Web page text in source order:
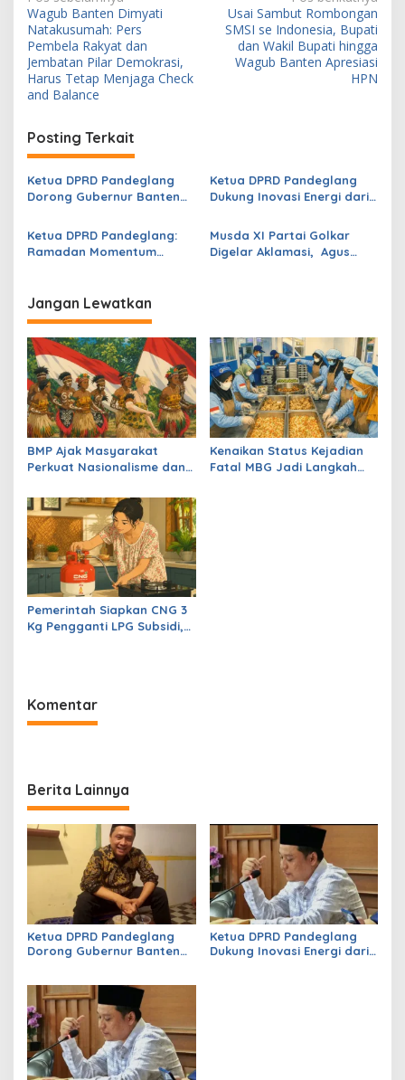
a
v
i
g
a
s
i
p
o
s
Wagub Banten Dimyati
Natakusumah: Pers
Pembela Rakyat dan
Jembatan Pilar Demokrasi,
Harus Tetap Menjaga Check
and Balance
Usai Sambut Rombongan
SMSI se Indonesia, Bupati
dan Wakil Bupati hingga
Wagub Banten Apresiasi
HPN
Posting Terkait
Ketua DPRD Pandeglang
Dorong Gubernur Banten
Kampus Kedokteran Gratis
Hadir di Banten Selatan
Ketua DPRD Pandeglang
Dukung Inovasi Energi dari
Program Wagub Banten
Ketua DPRD Pandeglang:
Ramadan Momentum
Musda XI Partai Golkar
Digelar Aklamasi, Agus
Jangan Lewatkan
BMP Ajak Masyarakat
Perkuat Nasionalisme dan
Kenaikan Status Kejadian
Fatal MBG Jadi Langkah
Pemerintah Siapkan CNG 3
Kg Pengganti LPG Subsidi,
Komentar
Berita Lainnya
Ketua DPRD Pandeglang
Dorong Gubernur Banten
Hadir di Banten Selatan
Ketua DPRD Pandeglang
Dukung Inovasi Energi dari